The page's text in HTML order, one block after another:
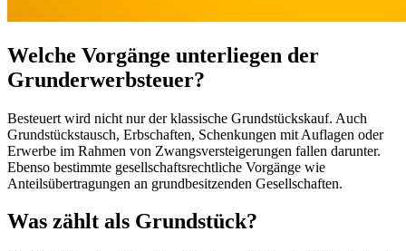
Welche Vorgänge unterliegen der
Grunderwerbsteuer?
Besteuert wird nicht nur der klassische Grundstückskauf. Auch
Grundstückstausch, Erbschaften, Schenkungen mit Auflagen oder
Erwerbe im Rahmen von Zwangsversteigerungen fallen darunter.
Ebenso bestimmte gesellschaftsrechtliche Vorgänge wie
Anteilsübertragungen an grundbesitzenden Gesellschaften.
Was zählt als Grundstück?